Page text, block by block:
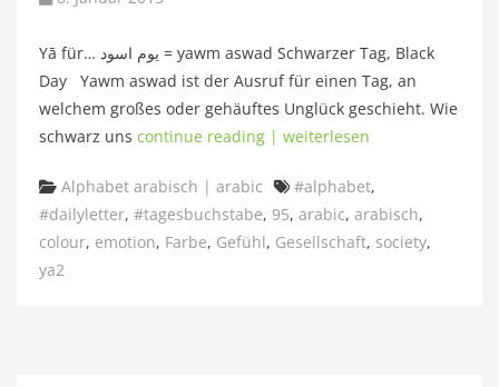
Yā für… يوم اسود = yawm aswad Schwarzer Tag, Black
Day Yawm aswad ist der Ausruf für einen Tag, an
welchem großes oder gehäuftes Unglück geschieht. Wie
schwarz uns continue reading | weiterlesen
Categories
Alphabet arabisch | arabic Tags
#alphabet,
#dailyletter, #tagesbuchstabe, 95, arabic, arabisch,
colour, emotion, Farbe, Gefühl, Gesellschaft, society,
ya2